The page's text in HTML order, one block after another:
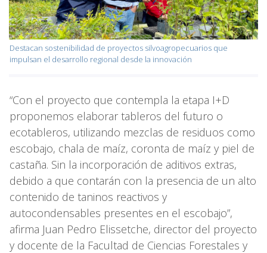
Destacan sostenibilidad de proyectos silvoagropecuarios que
impulsan el desarrollo regional desde la innovación
“Con el proyecto que contempla la etapa I+D
proponemos elaborar tableros del futuro o
ecotableros, utilizando mezclas de residuos como
escobajo, chala de maíz, coronta de maíz y piel de
castaña. Sin la incorporación de aditivos extras,
debido a que contarán con la presencia de un alto
contenido de taninos reactivos y
autocondensables presentes en el escobajo”,
afirma Juan Pedro Elissetche, director del proyecto
y docente de la Facultad de Ciencias Forestales y